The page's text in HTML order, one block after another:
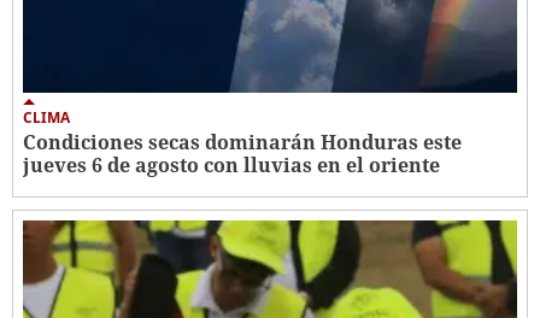
CLIMA
Condiciones secas dominarán Honduras este
jueves 6 de agosto con lluvias en el oriente